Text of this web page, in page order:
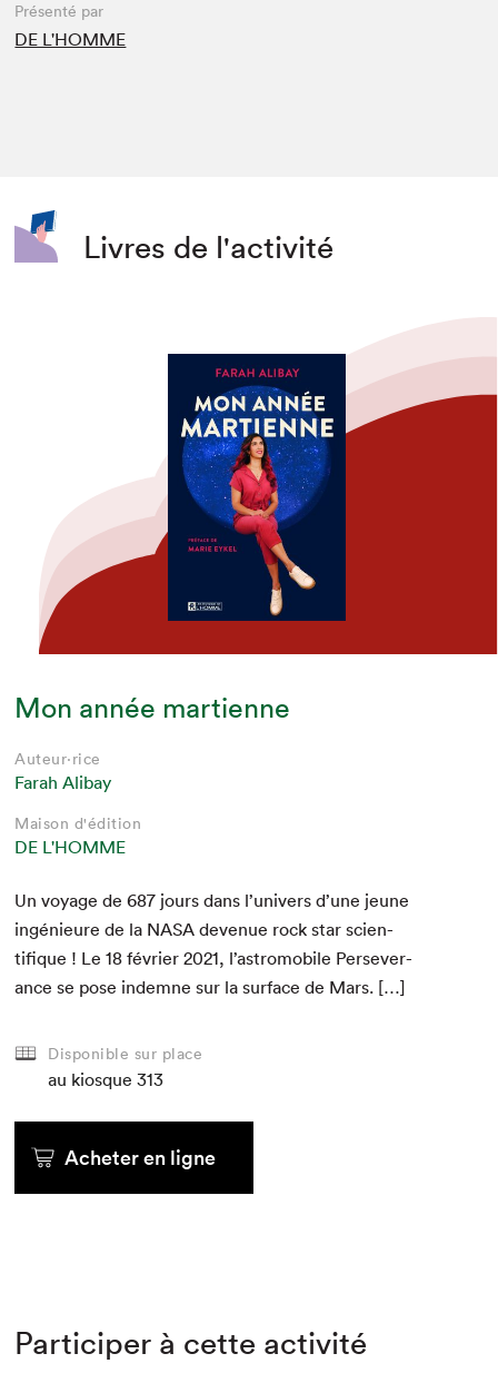
Présenté par
DE L'HOMME
Livres de l'activité
Mon année martienne
Auteur·rice
Farah Alibay
Maison d'édition
DE L'HOMME
Un voy­age de687 jours dans l’univers d’une jeune
ingénieure de la NASA dev­enue rock star sci­en­
tifique ! Le18 févri­er2021, l’astromobile Per­se­ver­
ance se pose indemne sur la sur­face de Mars. […]
Disponible sur place
au kiosque 313
Acheter en ligne
Participer à cette activité